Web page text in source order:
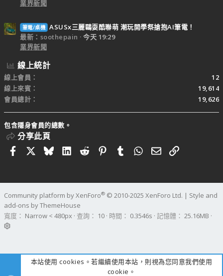
業界新聞
筆電/桌機 ASUSx三麗鷗耍酷聯萌 潮玩開學祭搶抱AI筆電！
最新：soothepain
今天 19:29
業界新聞
線上統計
線上會員
12
線上來賓
19,614
會員總計
19,626
包含隱身會員的總數。
分享此頁
FacebookBlueskyLinkedIn
RedditPinterestTumblrWhatsApp
電子郵件
連結
Community platform by XenForo® © 2010-2025 XenForo Ltd. | Style and
add-ons by ThemeHouse
寬度
查詢 10 時間 0.3546s 記憶體 25.16MB
本站使用 cookies。若繼續使用本站，則視為您同意我們使用
cookie。